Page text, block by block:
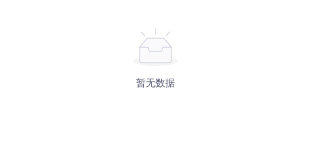
暂无数据